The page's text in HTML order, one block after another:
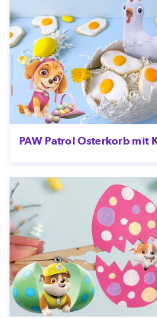
PAW Patrol Osterkorb mit